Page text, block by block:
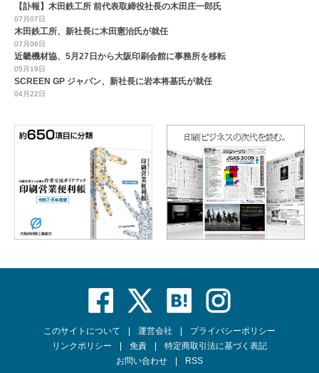
【訃報】木田鉄工所 前代表取締役社長の木田庄一郎氏
07月07日
木田鉄工所、新社長に木田憲治氏が就任
07月06日
近畿機材協、5月27日から大阪印刷会館に事務所を移転
05月19日
SCREEN GP ジャパン、新社長に岩本将基氏が就任
04月22日
このサイトについて 運営会社
プライバシーポリシー
リンクポリシー
免責
特定商取引法に基づく表記
お問い合わせ
RSS